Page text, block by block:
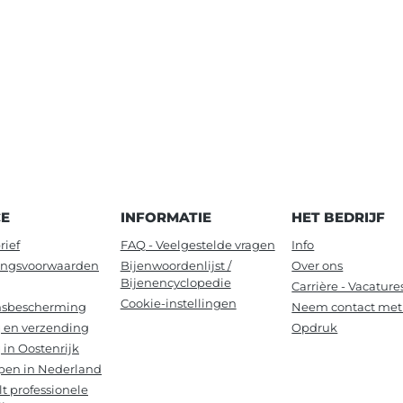
en verzending
in Oostenrijk
in Nederland
professionele
INFORMATIE
FAQ - Veelgestelde vragen
Bijenwoordenlijst /
Bijenencyclopedie
Cookie-instellingen
HET BEDRIJF
Info
Over ons
Carrière -
Neem contact
Opdruk